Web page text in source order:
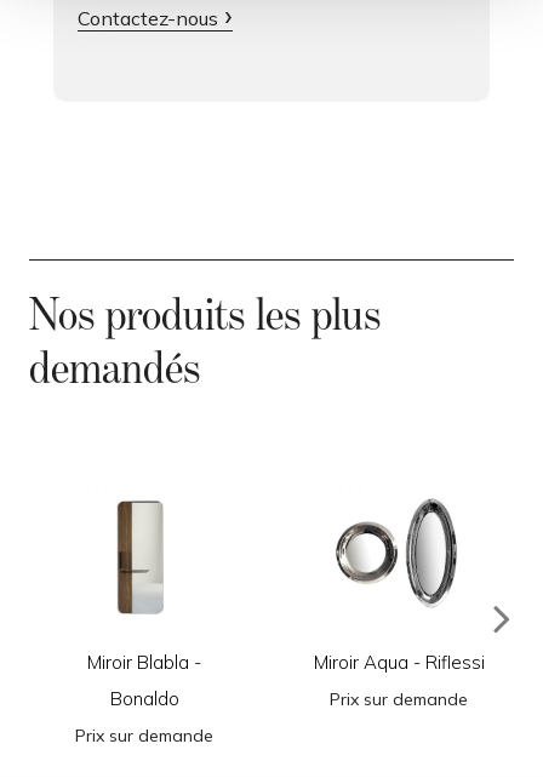
Contactez-nous
Nos produits les plus
demandés
Miroir Blabla -
Bonaldo
Prix sur demande
Miroir Aqua - Riflessi
Prix sur demande